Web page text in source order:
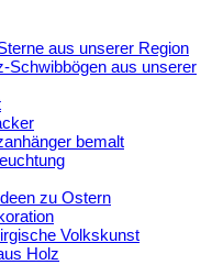
aus unserer Region
Schwibbögen aus unserer
bemalt
zu Ostern
Volkskunst
Holz